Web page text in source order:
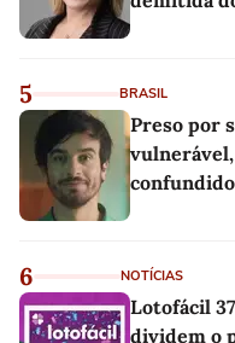
5 BRASIL
Preso por
6 NOTÍCIAS
Lotofácil
dividem o